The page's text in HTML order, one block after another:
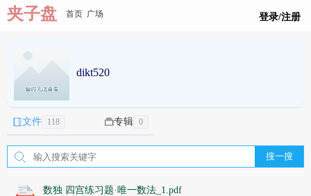
夹子盘 首页 广场 登录/注册
dikt520
文件 118 专辑 0
搜一搜
数独 四宫练习题·唯一数法_1.pdf